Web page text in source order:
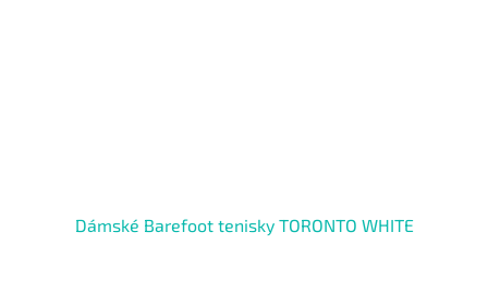
Dámské Barefoot tenisky TORONTO WHITE